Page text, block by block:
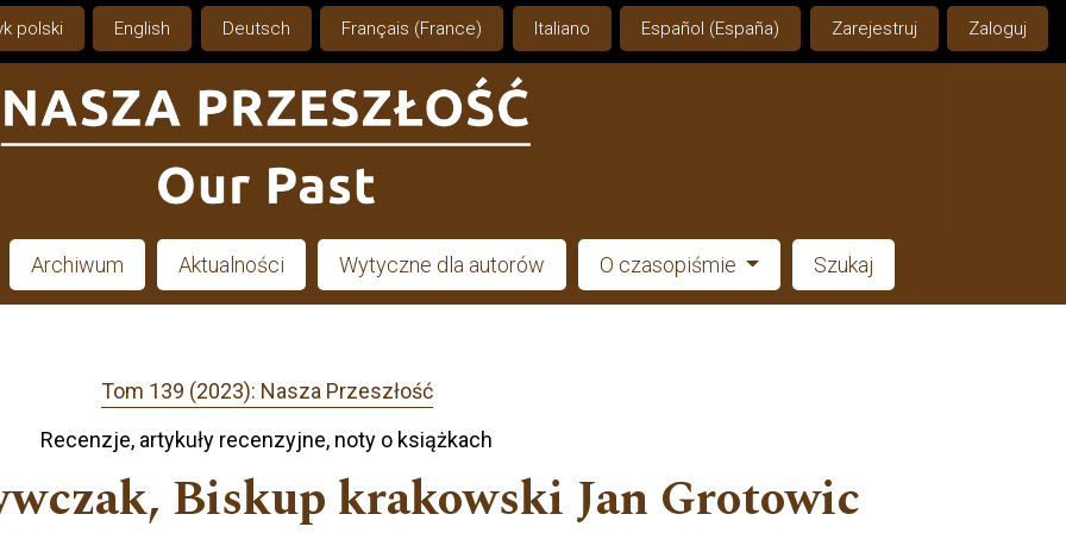
polski English Deutsch Français (France) Italiano Español (España) Zarejestruj Zaloguj
Archiwum Aktualności Wytyczne dla autorów O czasopiśmie Szukaj
Tom 139 (2023): Nasza Przeszłość
Recenzje, artykuły recenzyjne, noty o książkach
Biskup krakowski Jan Grotowic